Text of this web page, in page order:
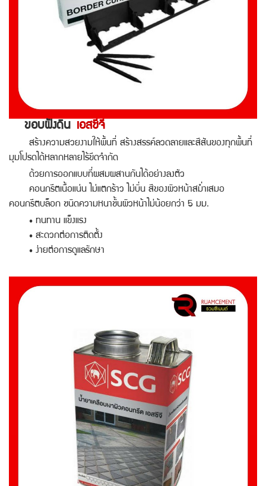
ขอบฝังดิน เอสซีจี
สร้างความสวยงามให้พื้นที่ สร้างสรรค์ลวดลายและสีสันของทุกพื้นที่
มุมโปรดได้หลากหลายไร้ขีดจำกัด
ด้วยการออกแบบที่ผสมผสานกันได้อย่างลงตัว
คอนกรีตเนื้อแน่น ไม่แตกร้าว ไม่บิ่น สีของผิวหน้าสม่ำเสมอ
คอนกรีตบล็อก ชนิดความหนาชั้นผิวหน้าไม่น้อยกว่า 5 มม.
• ทนทาน แข็งแรง
• สะดวกต่อการติดตั้ง
• ง่ายต่อการดูแลรักษา